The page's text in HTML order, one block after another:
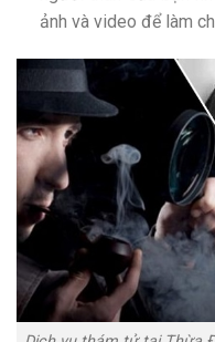
ảnh và video để làm